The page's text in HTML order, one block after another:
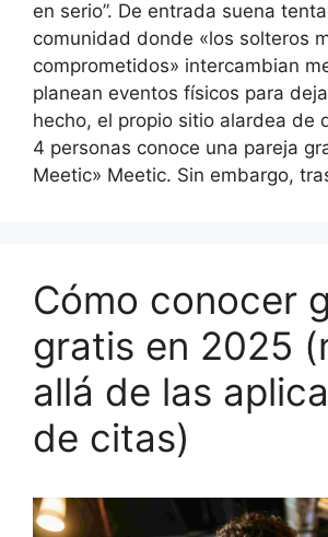
en serio”. De entrada suena
comunidad donde «los solteros
comprometidos» intercambian
planean eventos físicos para
hecho, el propio sitio alardea de
4 personas conoce una pareja
Meetic» Meetic. Sin embargo,
Cómo conocer
gratis en 2025
allá de las
de citas)